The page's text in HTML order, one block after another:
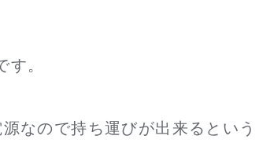
。
なので持ち運びが出来るという